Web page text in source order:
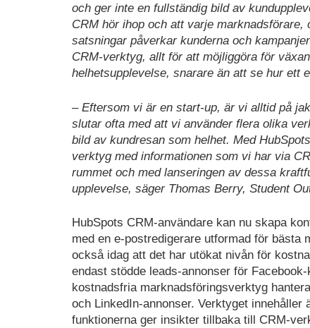
och ger inte en fullständig bild av
CRM hör ihop och att varje
satsningar påverkar kunderna och
CRM-verktyg, allt för att möjliggöra för
helhetsupplevelse, snarare än att se hur ett
– Eftersom vi är en start-up, är vi alltid på
slutar ofta med att vi använder flera olika
bild av kundresan som helhet. Med
verktyg med informationen som vi har via
rummet och med lanseringen av dessa
upplevelse, säger Thomas Berry, Student
HubSpots CRM-användare kan nu skapa
med en e-postredigerare utformad för bästa
också idag att det har utökat nivån för
endast stödde leads-annonser för
kostnadsfria marknadsföringsverktyg
och LinkedIn-annonser. Verktyget
funktionerna ger insikter tillbaka till CRM-